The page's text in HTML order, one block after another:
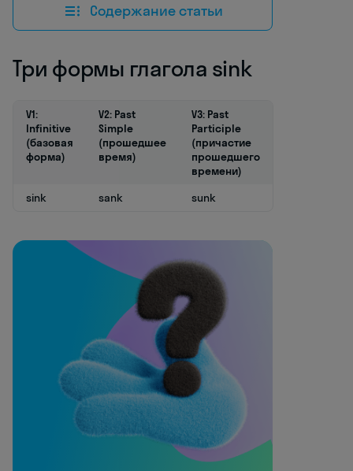
Содержание статьи
Три формы глагола sink
V1:
Infinitive
(базовая
форма)
V2: Past
Simple
(прошедшее
время)
V3: Past
Participle
(причастие
прошедшего
времени)
sink
sank sunk